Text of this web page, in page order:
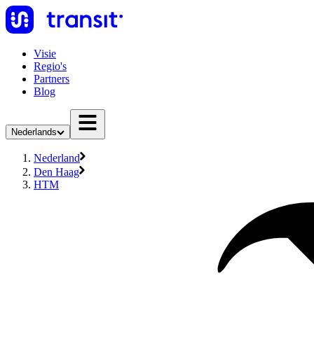
Visie
Regio's
Partners
Blog
Nederlands
Nederland
Den Haag
HTM